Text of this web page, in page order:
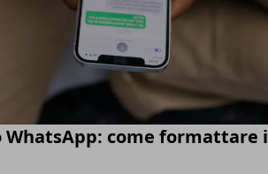
come formattare i